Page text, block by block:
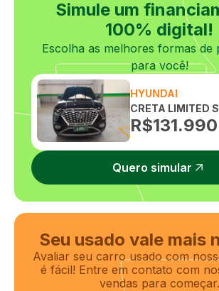
Simule um
100% digital!
Escolha as melhores formas de
para você!
HYUNDAI
R$131.990
Quero simular
Seu usado vale mais
Avaliar seu carro usado com
é fácil! Entre em contato com
vendas para começar.